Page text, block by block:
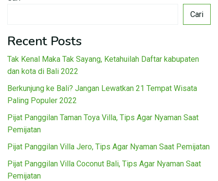
Cari
Recent Posts
Tak Kenal Maka Tak Sayang, Ketahuilah Daftar kabupaten
dan kota di Bali 2022
Berkunjung ke Bali? Jangan Lewatkan 21 Tempat Wisata
Paling Populer 2022
Pijat Panggilan Taman Toya Villa, Tips Agar Nyaman Saat
Pemijatan
Pijat Panggilan Villa Jero, Tips Agar Nyaman Saat Pemijatan
Pijat Panggilan Villa Coconut Bali, Tips Agar Nyaman Saat
Pemijatan